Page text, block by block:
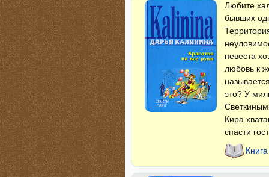
Любите
бывших
невеста
любовь к
это? У
Кира
спасти